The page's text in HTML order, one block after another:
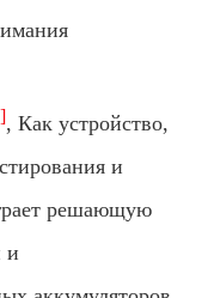
, Как устройство,
и
решающую
и